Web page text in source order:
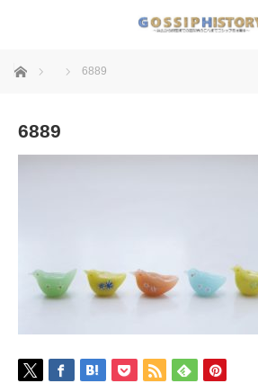
ホーム 6889
6889